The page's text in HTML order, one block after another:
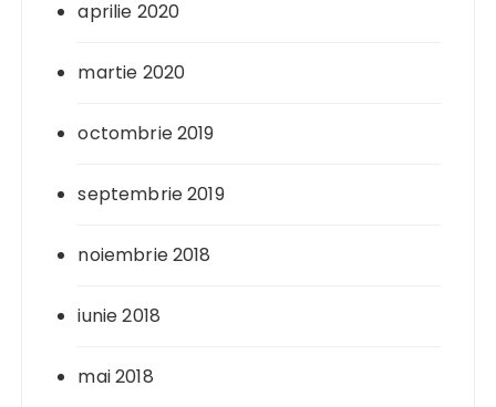
aprilie 2020
martie 2020
octombrie 2019
septembrie 2019
noiembrie 2018
iunie 2018
mai 2018